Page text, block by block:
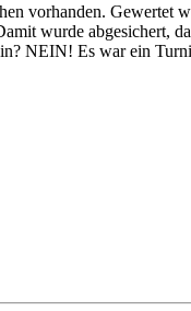
vorhanden. Gewertet
wurde abgesichert,
NEIN! Es war ein